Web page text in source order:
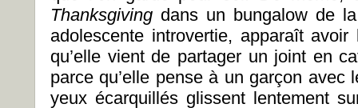
Thanksgiving dans un bungalow de
adolescente introvertie, apparaît
qu’elle vient de partager un joint en
parce qu’elle pense à un garçon avec
yeux écarquillés glissent lentement